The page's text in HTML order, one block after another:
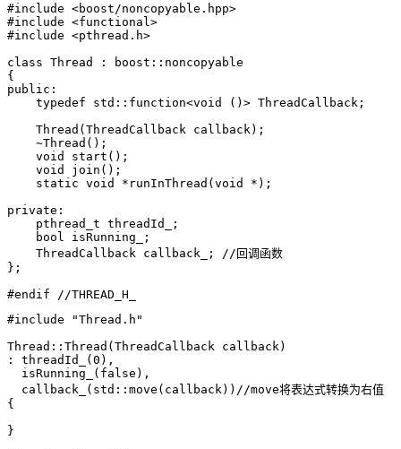
#include <boost/noncopyable.hpp>
#include <functional>
#include <pthread.h>
class Thread : boost::noncopyable
{
public:
    typedef std::function<void ()> ThreadCallback;
    Thread(ThreadCallback callback);
    ~Thread();
    void start();
    void join();
    static void *runInThread(void *);
private:
    pthread_t threadId_;
    bool isRunning_;
    ThreadCallback callback_; //回调函数
};
#include "Thread.h"
Thread::Thread(ThreadCallback callback)
: threadId_(0),
  isRunning_(false),
  callback_(std::move(callback))//move将表达式转换为右值
{
}